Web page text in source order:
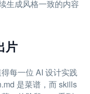
生成风格一致的内容
片
每一位 AI 设计实践
是菜谱，而 skills